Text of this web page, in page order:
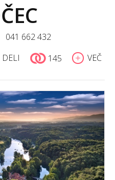
041 662 432
DELI 145 VEČ